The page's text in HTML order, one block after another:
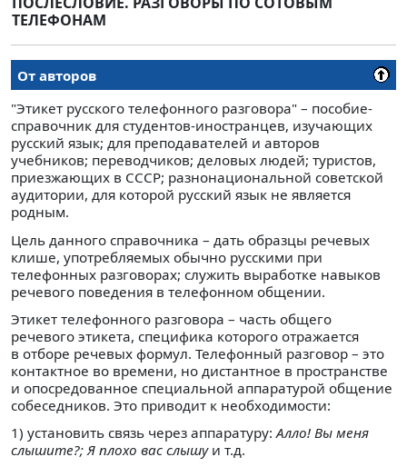
ТЕЛЕФОНАМ
От авторов
"Этикет русского телефонного разговора" – пособие-
справочник для студентов-иностранцев, изучающих
русский язык; для преподавателей и авторов
учебников; переводчиков; деловых людей; туристов,
приезжающих в СССР; разнонациональной советской
аудитории, для которой русский язык не является
родным.
Цель данного справочника – дать образцы речевых
клише, употребляемых обычно русскими при
телефонных разговорах; служить выработке навыков
речевого поведения в телефонном общении.
Этикет телефонного разговора – часть общего
речевого этикета, специфика которого отражается
в отборе речевых формул. Телефонный разговор – это
контактное во времени, но дистантное в пространстве
и опосредованное специальной аппаратурой общение
собеседников. Это приводит к необходимости:
1) установить связь через аппаратуру: Алло! Вы меня
слышите?; Я плохо вас слышуи т.д.